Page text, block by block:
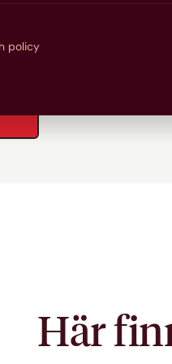
policy
Här